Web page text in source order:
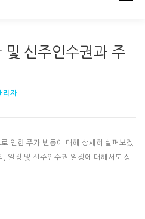
및 신주인수권과 주
리자
인한 주가 변동에 대해 상세히 살펴보겠
일정 및 신주인수권 일정에 대해서도 상